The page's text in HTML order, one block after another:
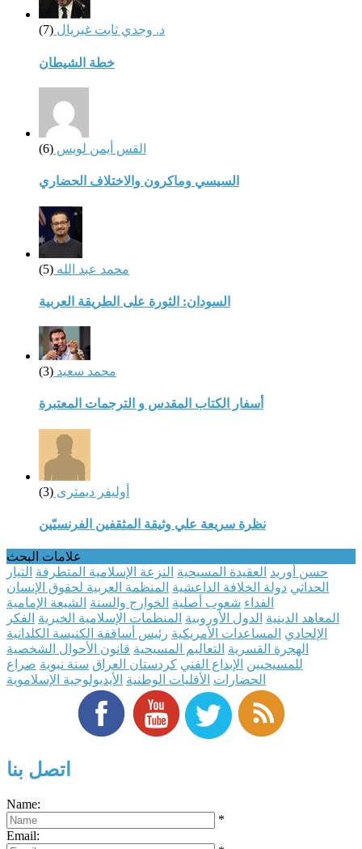
د. وجدي ثابت غبريال (7)
خطة الشيطان
القس أيمن لويس (6)
السيسي وماكرون والاختلاف الحضاري
محمد عبد الله (5)
السودان: الثورة على الطريقة العربية
محمد سعيد (3)
أسفار الكتاب المقدس و الترجمات المعتبرة
أوليفر ديمترى (3)
نظرة سريعة علي وثيقة المثقفين الفرنسيّين
علامات البحث
حسن أوريد العقيدة المسيحية النزعة الإسلامية المتطرفة التيار
الحداثي دولة الخلافة الداعشية المنظمة العربية لحقوق الإنسان
الفداء شعوب أصلية الخوارج والسنة الشيعة الإمامية
المعاهد الدينية الدول الأوروبية المنظمات الإسلامية الخيرية الفكر
الإلحادي المساعدات الأمريكية رئيس أساقفة الكنيسة الكلدانية
الهجرة القسرية التعاليم المسيحية قانون الأحوال الشخصية
للمسيحيين الإبداع الفني كردستان العراق سنة نبوية صراع
الحضارات الأقليات الوطنية الأيديولوجية الإسلاموية
اتصل بنا
Name:
*
Email: